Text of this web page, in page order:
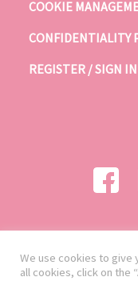
COOKIE
CONFIDENTIALITY
REGISTER / SIGN IN
We use cookies to give
all cookies, click on the